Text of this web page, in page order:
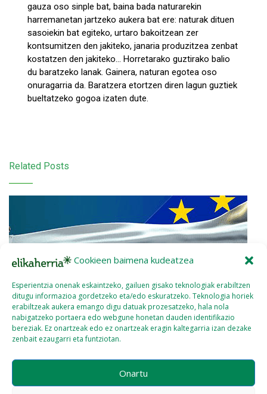
Cookieen baimena kudeatzea
Esperientzia onenak eskaintzeko, gailuen gisako teknologiak erabiltzen
ditugu informazioa gordetzeko eta/edo eskuratzeko. Teknologia horiek
erabiltzeak aukera emango digu datuak prozesatzeko, hala nola
nabigatzeko portaera edo webgune honetan dauden identifikazio
bereziak. Ez onartzeak edo ez onartzeak eragin kaltegarria izan dezake
zenbait ezaugarri eta funtziotan.
Onartu
gauza oso sinple bat, baina bada naturarekin
harremanetan jartzeko aukera bat ere: naturak dituen
sasoiekin bat egiteko, urtaro bakoitzean zer
kontsumitzen den jakiteko, janaria produzitzea zenbat
kostatzen den jakiteko... Horretarako guztirako balio
du baratzeko lanak. Gainera, naturan egotea oso
onuragarria da. Baratzera etortzen diren lagun guztiek
bueltatzeko gogoa izaten dute.
Related Posts
Prentsa Oharra: UE-Mercosur Stop!